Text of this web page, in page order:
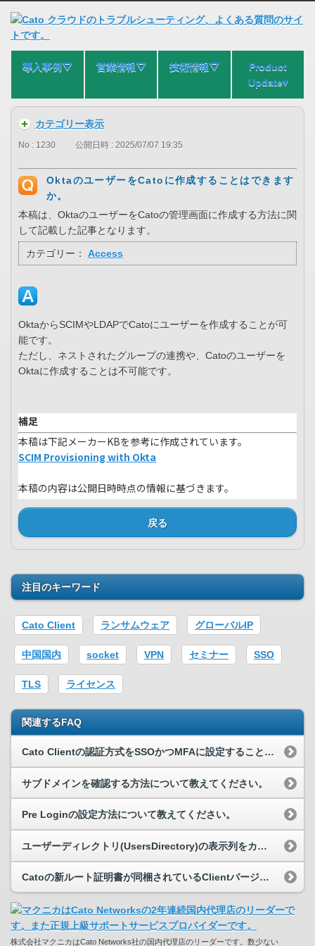
導入事例⛛ 営業情報⛛ 技術情報⛛
Product
Update▾
カテゴリー表示
No : 1230 公開日時 : 2025/07/07 19:35
OktaのユーザーをCatoに作成することはできます
か。
本稿は、OktaのユーザーをCatoの管理画面に作成する方法に関
して記載した記事となります。
カテゴリー： Access
OktaからSCIMやLDAPでCatoにユーザーを作成することが可
能です。
ただし、ネストされたグループの連携や、Catoのユーザーを
Oktaに作成することは不可能です。
補足
本稿は下記メーカーKBを参考に作成されています。
SCIM Provisioning with Okta
本稿の内容は公開日時時点の情報に基づきます。
戻る
注目のキーワード
Cato Client ランサムウェア グローバルIP
中国国内 socket VPN セミナー SSO
TLS ライセンス
関連するFAQ
Cato Clientの認証方式をSSOかつMFAに設定することはできますか？
サブドメインを確認する方法について教えてください。
Pre Loginの設定方法について教えてください。
ユーザーディレクトリ(UsersDirectory)の表示列をカスタマイズしたいです
Catoの新ルート証明書が同梱されているClientバージョンを教えてください。
株式会社マクニカはCato Networks社の国内代理店のリーダーです。数少ない